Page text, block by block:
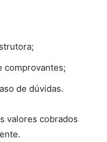
comprovantes;
de dúvidas.
valores cobrados